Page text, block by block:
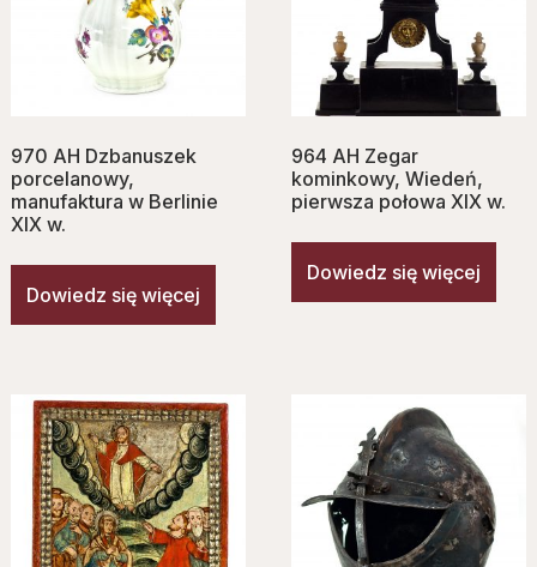
970 AH Dzbanuszek
porcelanowy,
manufaktura w Berlinie
XIX w.
Dowiedz się więcej
964 AH Zegar
kominkowy, Wiedeń,
pierwsza połowa XIX w.
Dowiedz się więcej